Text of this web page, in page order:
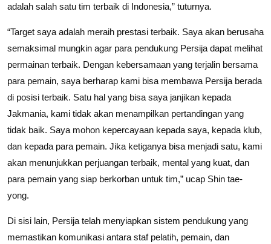
adalah salah satu tim terbaik di Indonesia,” tuturnya.
“Target saya adalah meraih prestasi terbaik. Saya akan berusaha
semaksimal mungkin agar para pendukung Persija dapat melihat
permainan terbaik. Dengan kebersamaan yang terjalin bersama
para pemain, saya berharap kami bisa membawa Persija berada
di posisi terbaik. Satu hal yang bisa saya janjikan kepada
Jakmania, kami tidak akan menampilkan pertandingan yang
tidak baik. Saya mohon kepercayaan kepada saya, kepada klub,
dan kepada para pemain. Jika ketiganya bisa menjadi satu, kami
akan menunjukkan perjuangan terbaik, mental yang kuat, dan
para pemain yang siap berkorban untuk tim,” ucap Shin tae-
yong.
Di sisi lain, Persija telah menyiapkan sistem pendukung yang
memastikan komunikasi antara staf pelatih, pemain, dan